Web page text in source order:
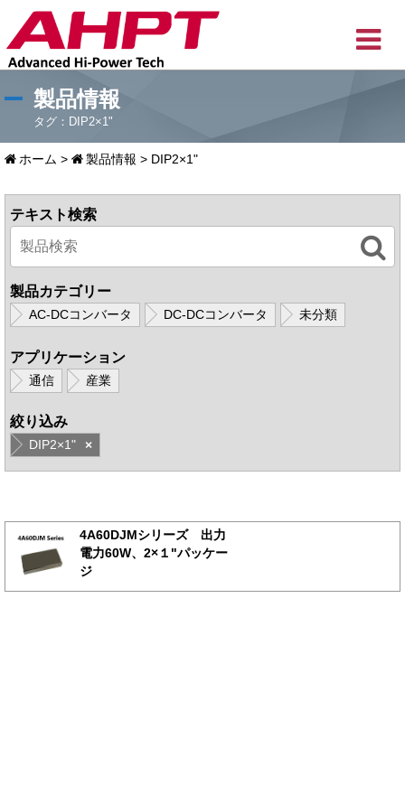
製品情報
タグ：DIP2×1"
ホーム > 製品情報 > DIP2×1"
テキスト検索
製品カテゴリー
AC-DCコンバータ DC-DCコンバータ 未分類
アプリケーション
通信 産業
絞り込み
DIP2×1" ×
4A60DJMシリーズ 出力
電力60W、2×１"パッケー
ジ